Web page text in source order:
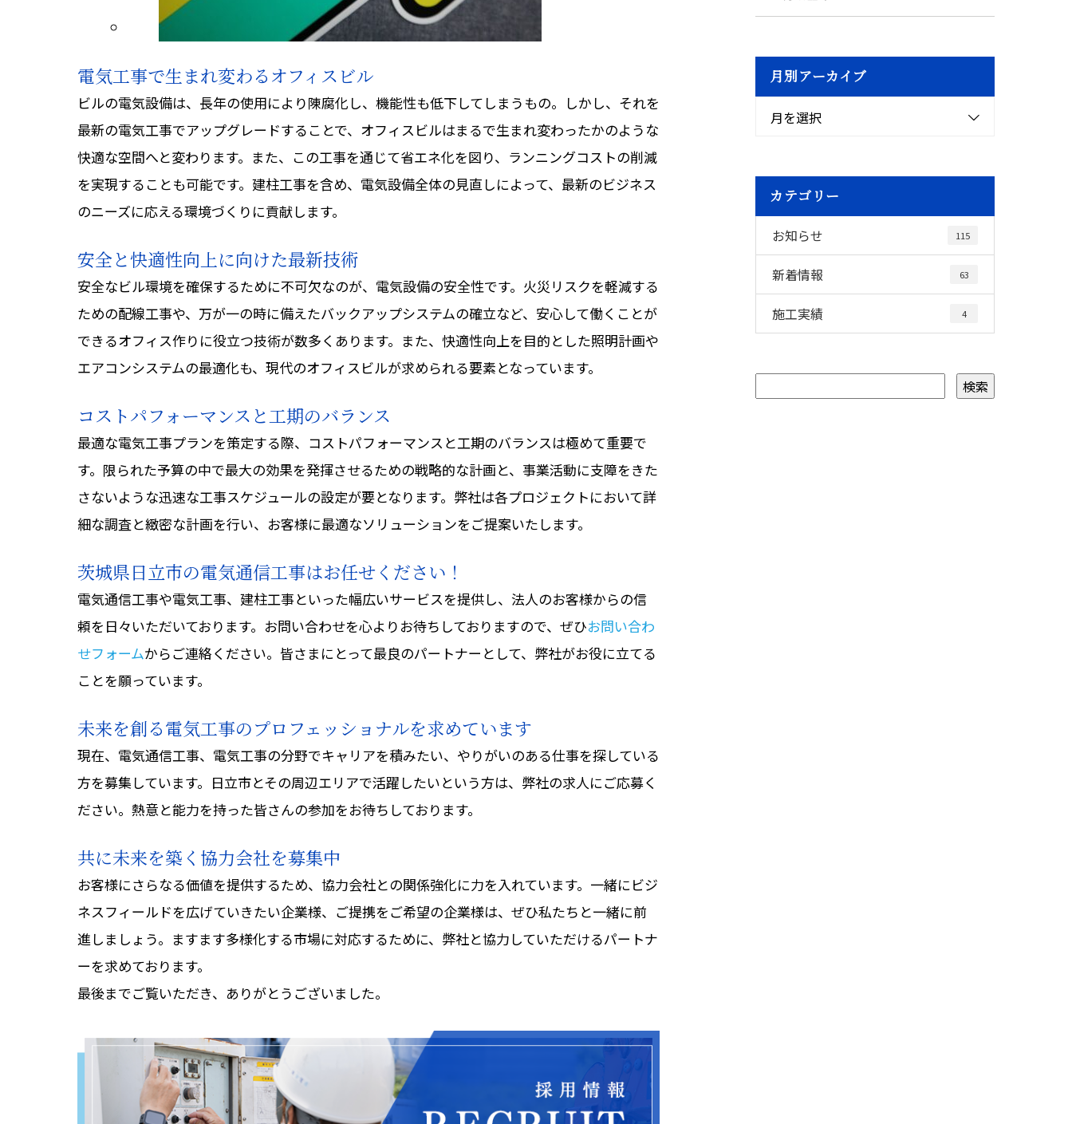
電気工事で生まれ変わるオフィスビル
ビルの電気設備は、長年の使用により陳腐化し、機能性も低下してしまうもの。しかし、それを
最新の電気工事でアップグレードすることで、オフィスビルはまるで生まれ変わったかのような
快適な空間へと変わります。また、この工事を通じて省エネ化を図り、ランニングコストの削減
を実現することも可能です。建柱工事を含め、電気設備全体の見直しによって、最新のビジネス
のニーズに応える環境づくりに貢献します。
安全と快適性向上に向けた最新技術
安全なビル環境を確保するために不可欠なのが、電気設備の安全性です。火災リスクを軽減する
ための配線工事や、万が一の時に備えたバックアップシステムの確立など、安心して働くことが
できるオフィス作りに役立つ技術が数多くあります。また、快適性向上を目的とした照明計画や
エアコンシステムの最適化も、現代のオフィスビルが求められる要素となっています。
コストパフォーマンスと工期のバランス
最適な電気工事プランを策定する際、コストパフォーマンスと工期のバランスは極めて重要で
す。限られた予算の中で最大の効果を発揮させるための戦略的な計画と、事業活動に支障をきた
さないような迅速な工事スケジュールの設定が要となります。弊社は各プロジェクトにおいて詳
細な調査と緻密な計画を行い、お客様に最適なソリューションをご提案いたします。
茨城県日立市の電気通信工事はお任せください！
電気通信工事や電気工事、建柱工事といった幅広いサービスを提供し、法人のお客様からの信
頼を日々いただいております。お問い合わせを心よりお待ちしておりますので、ぜひお問い合わ
せフォームからご連絡ください。皆さまにとって最良のパートナーとして、弊社がお役に立てる
ことを願っています。
未来を創る電気工事のプロフェッショナルを求めています
現在、電気通信工事、電気工事の分野でキャリアを積みたい、やりがいのある仕事を探している
方を募集しています。日立市とその周辺エリアで活躍したいという方は、弊社の求人にご応募く
ださい。熱意と能力を持った皆さんの参加をお待ちしております。
共に未来を築く協力会社を募集中
お客様にさらなる価値を提供するため、協力会社との関係強化に力を入れています。一緒にビジ
ネスフィールドを広げていきたい企業様、ご提携をご希望の企業様は、ぜひ私たちと一緒に前
進しましょう。ますます多様化する市場に対応するために、弊社と協力していただけるパートナ
ーを求めております。
最後までご覧いただき、ありがとうございました。
月別アーカイブ
月を選択
カテゴリー
お知らせ 115
新着情報 63
施工実績 4